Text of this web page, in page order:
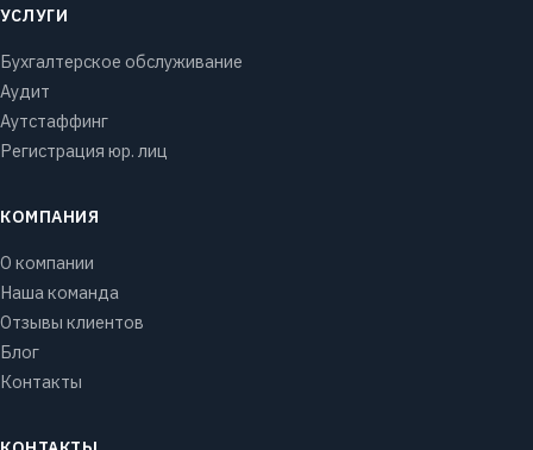
УСЛУГИ
Бухгалтерское обслуживание
Аудит
Аутстаффинг
Регистрация юр. лиц
КОМПАНИЯ
О компании
Наша команда
Отзывы клиентов
Блог
Контакты